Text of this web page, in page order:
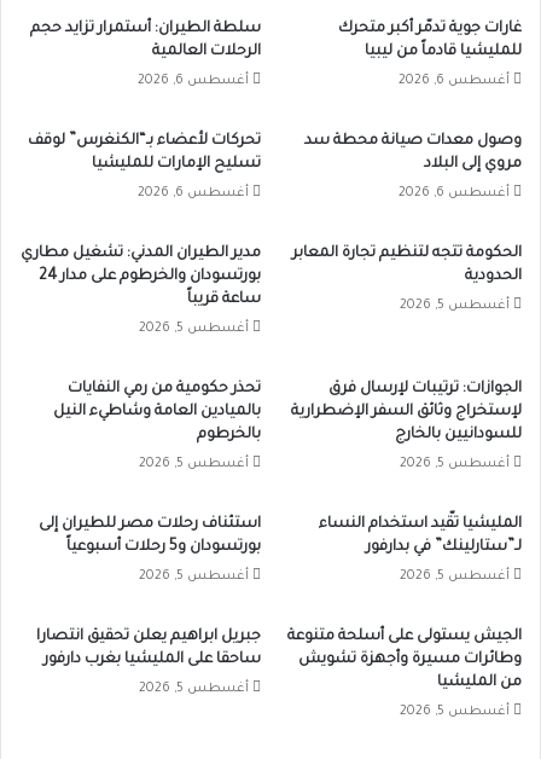
غارات جوية تدمّر أكبر متحرك
للمليشيا قادماً من ليبيا
أغسطس 6, 2026
سلطة الطيران: أستمرار تزايد حجم
الرحلات العالمية
أغسطس 6, 2026
وصول معدات صيانة محطة سد
مروي إلى البلاد
أغسطس 6, 2026
تحركات لأعضاء بـ“الكنغرس” لوقف
تسليح الإمارات للمليشيا
أغسطس 6, 2026
الحكومة تتجه لتنظيم تجارة المعابر
الحدودية
أغسطس 5, 2026
مدير الطيران المدني: تشغيل مطاري
بورتسودان والخرطوم على مدار 24
ساعة قريباً
أغسطس 5, 2026
الجوازات: ترتيبات لإرسال فرق
لإستخراج وثائق السفر الإضطرارية
للسودانيين بالخارج
أغسطس 5, 2026
تحذر حكومية من رمي النفايات
بالميادين العامة وشاطيء النيل
بالخرطوم
أغسطس 5, 2026
المليشيا تقّيد استخدام النساء
لـ”ستارلينك” في بدارفور
أغسطس 5, 2026
استئناف رحلات مصر للطيران إلى
بورتسودان و5 رحلات أسبوعياً
أغسطس 5, 2026
الجيش يستولى على أسلحة متنوعة
وطائرات مسيرة وأجهزة تشويش
من المليشيا
أغسطس 5, 2026
جبريل ابراهيم يعلن تحقيق انتصارا
ساحقا على المليشيا بغرب دارفور
أغسطس 5, 2026